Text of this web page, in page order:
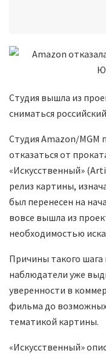
Студия вышла из
сниматься
Студия Amazon/MGM
отказаться от
«Искусственный»
релиз картины,
был перенесен на
вовсе вышла из
необходимостью
Причины такого
наблюдатели уже
уверенности в
фильма до возможных
тематикой картины.
«Искусственный»